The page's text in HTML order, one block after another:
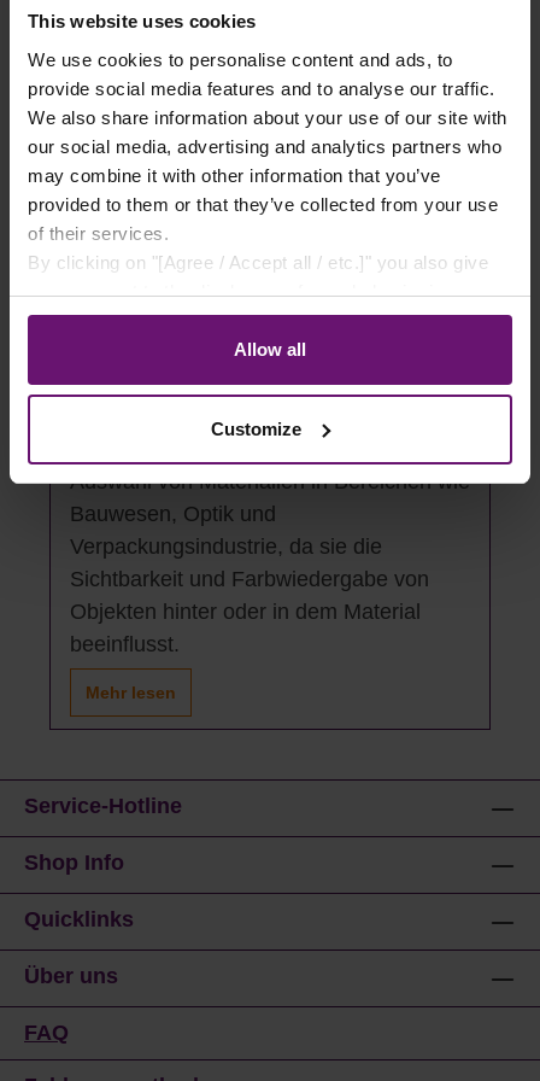
This website uses cookies
We use cookies to personalise content and ads, to
provide social media features and to analyse our traffic.
We also share information about your use of our site with
our social media, advertising and analytics partners who
may combine it with other information that you’ve
provided to them or that they’ve collected from your use
of their services.
By clicking on "[Agree / Accept all / etc.]" you also give
your consent to the disclosure of your behavior in our
store to our partner, shopware AG (Ebbinghoff 10, 48624
Schöppingen, Germany), which cannot assign this data
to you personally, but may process it for its own
Allow all
Customize
verleimt sind. Diese Konstruktion
verbessert die Stabilität und vermindert
das natürliche Arbeitsverhalten des
Holzes.
Mehr lesen
Lichtdurchlässigkeit
Lichtdurchlässigkeit ist ein Maß dafür, wie
viel Licht durch ein Material
hindurchgehen kann, ohne absorbiert
oder reflektiert zu werden. Sie ist
Auswahl von Materialien in Bereichen wie
Bauwesen, Optik und
Verpackungsindustrie, da sie die
Sichtbarkeit und Farbwiedergabe von
Objekten hinter oder in dem Material
beeinflusst.
Mehr lesen
Service-Hotline
Shop Info
Quicklinks
Über uns
FAQ